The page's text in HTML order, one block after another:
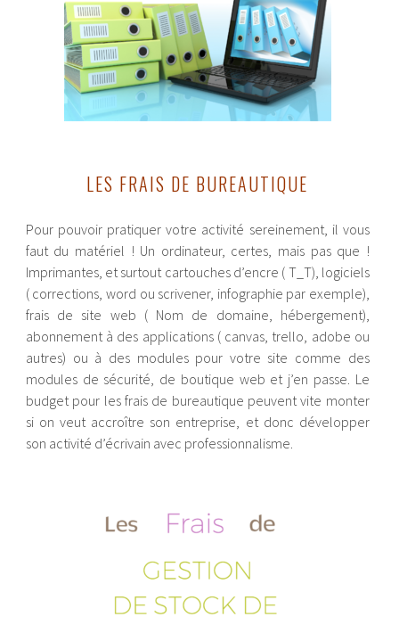
LES FRAIS DE BUREAUTIQUE
Pour pouvoir pratiquer votre activité sereinement, il vous
faut du matériel ! Un ordinateur, certes, mais pas que !
Imprimantes, et surtout cartouches d’encre ( T_T), logiciels
( corrections, word ou scrivener, infographie par exemple),
frais de site web ( Nom de domaine, hébergement),
abonnement à des applications ( canvas, trello, adobe ou
autres) ou à des modules pour votre site comme des
modules de sécurité, de boutique web et j’en passe. Le
budget pour les frais de bureautique peuvent vite monter
si on veut accroître son entreprise, et donc développer
son activité d’écrivain avec professionnalisme.